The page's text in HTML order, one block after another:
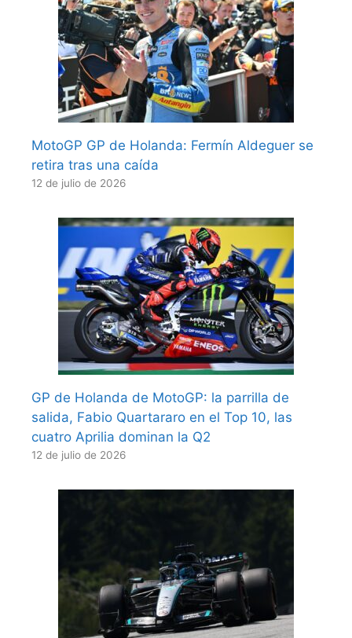
MotoGP GP de Holanda: Fermín Aldeguer se
retira tras una caída
12 de julio de 2026
GP de Holanda de MotoGP: la parrilla de
salida, Fabio Quartararo en el Top 10, las
cuatro Aprilia dominan la Q2
12 de julio de 2026